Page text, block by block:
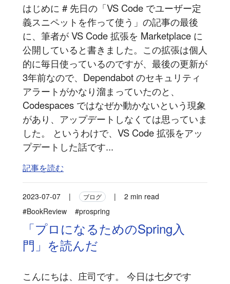
はじめに # 先日の「VS Code でユーザー定
義スニペットを作って使う」の記事の最後
に、筆者が VS Code 拡張を Marketplace に
公開していると書きました。この拡張は個人
的に毎日使っているのですが、最後の更新が
3年前なので、Dependabot のセキュリティ
アラートがかなり溜まっていたのと、
Codespaces ではなぜか動かないという現象
があり、アップデートしなくては思っていま
した。 というわけで、VS Code 拡張をアッ
プデートした話です...
記事を読む
2023-07-07 | ブログ |
2 min read
#BookReview
#prospring
「プロになるためのSpring入
門」を読んだ
こんにちは、庄司です。 今日は七夕です